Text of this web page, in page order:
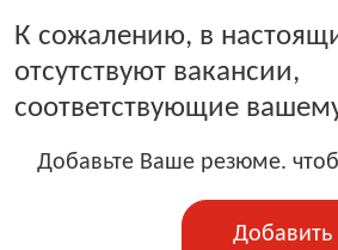
К сожалению, в
отсутствуют вакансии,
соответствующие
Добавьте Ваше резюме.
Добавить